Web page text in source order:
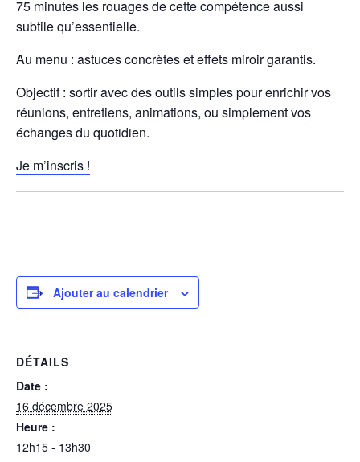
75 minutes les rouages de cette compétence aussi
subtile qu’essentielle.
Au menu : astuces concrètes et effets miroir garantis.
Objectif : sortir avec des outils simples pour enrichir vos
réunions, entretiens, animations, ou simplement vos
échanges du quotidien.
Je m’inscris !
Ajouter au calendrier
DÉTAILS
Date :
16 décembre 2025
Heure :
12h15 - 13h30